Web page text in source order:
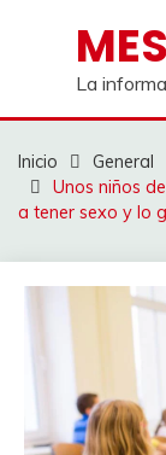
contenidoLa
Inicio
General
Unos niños
a tener sexo y lo